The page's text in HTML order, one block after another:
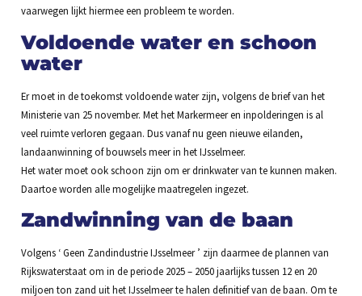
vaarwegen lijkt hiermee een probleem te worden.
Voldoende water en schoon
water
Er moet in de toekomst voldoende water zijn, volgens de brief van het
Ministerie van 25 november. Met het Markermeer en inpolderingen is al
veel ruimte verloren gegaan. Dus vanaf nu geen nieuwe eilanden,
landaanwinning of bouwsels meer in het IJsselmeer.
Het water moet ook schoon zijn om er drinkwater van te kunnen maken.
Daartoe worden alle mogelijke maatregelen ingezet.
Zandwinning van de baan
Volgens ‘ Geen Zandindustrie IJsselmeer ’ zijn daarmee de plannen van
Rijkswaterstaat om in de periode 2025 – 2050 jaarlijks tussen 12 en 20
miljoen ton zand uit het IJsselmeer te halen definitief van de baan. Om te